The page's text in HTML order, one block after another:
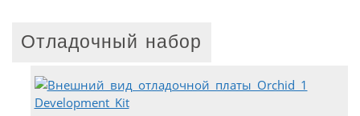
Отладочный набор